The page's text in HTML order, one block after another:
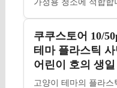
가정용 청소에 적합합
쿠쿠스토어 10/
테마 플라스틱
어린이 호의 생
고양이 테마의 플라